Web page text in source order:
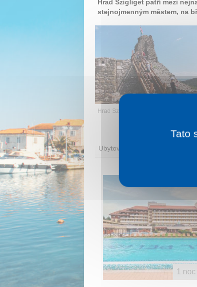
Hrad Szigliget patří mezi
stejnojmenným městem, na
Hrad Szigliget
Ubytování
1 noc
Tato